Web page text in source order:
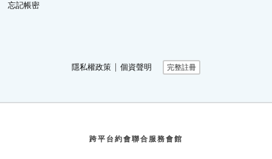
忘記帳密
隱私權政策 ∣ 個資聲明 完整註冊
跨平台約會聯合服務會館